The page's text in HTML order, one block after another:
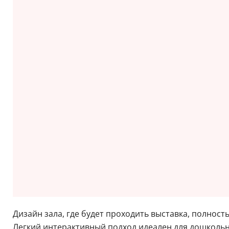
Дизайн зала, где будет проходить выставка,